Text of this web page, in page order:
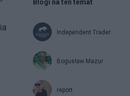
Blogi na ten temat
Independent Trader
Bogusław Mazur
report